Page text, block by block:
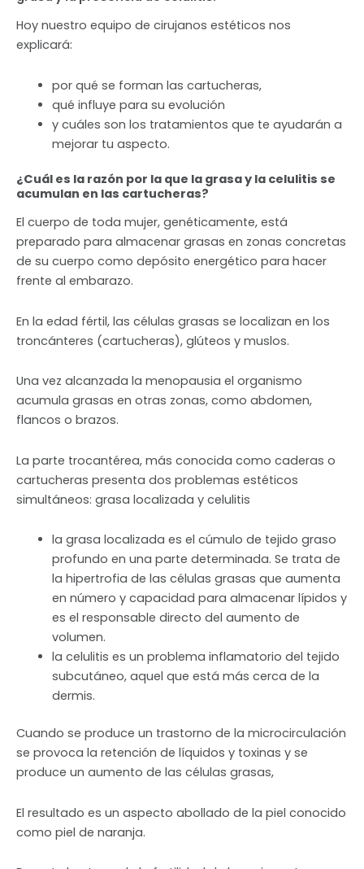
Hoy nuestro equipo de cirujanos estéticos nos
explicará:
por qué se forman las cartucheras,
qué influye para su evolución
y cuáles son los tratamientos que te ayudarán a
mejorar tu aspecto.
¿Cuál es la razón por la que la grasa y la celulitis se
acumulan en las cartucheras?
El cuerpo de toda mujer, genéticamente, está
preparado para almacenar grasas en zonas concretas
de su cuerpo como depósito energético para hacer
frente al embarazo.
En la edad fértil, las células grasas se localizan en los
troncánteres (cartucheras), glúteos y muslos.
Una vez alcanzada la menopausia el organismo
acumula grasas en otras zonas, como abdomen,
flancos o brazos.
La parte trocantérea, más conocida como caderas o
cartucheras presenta dos problemas estéticos
simultáneos: grasa localizada y celulitis
la grasa localizada es el cúmulo de tejido graso
profundo en una parte determinada. Se trata de
la hipertrofia de las células grasas que aumenta
en número y capacidad para almacenar lípidos y
es el responsable directo del aumento de
volumen.
la celulitis es un problema inflamatorio del tejido
subcutáneo, aquel que está más cerca de la
dermis.
Cuando se produce un trastorno de la microcirculación
se provoca la retención de líquidos y toxinas y se
produce un aumento de las células grasas,
El resultado es un aspecto abollado de la piel conocido
como piel de naranja.